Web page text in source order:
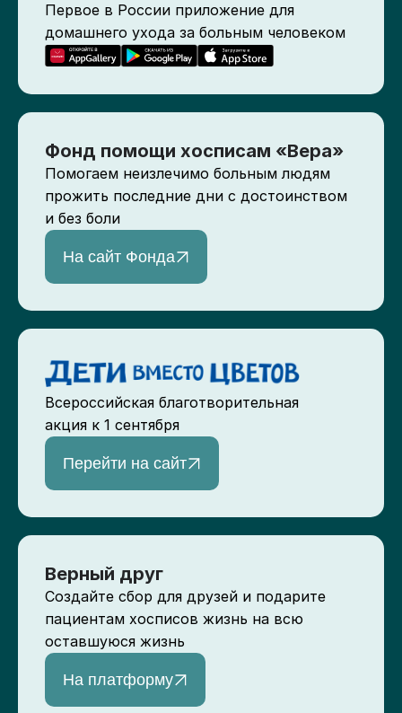
Первое в России приложение для
домашнего ухода за больным человеком
Фонд помощи хосписам «Вера»
Помогаем неизлечимо больным людям
прожить последние дни с достоинством
и без боли
На сайт Фонда
Всероссийская благотворительная
акция к 1 сентября
Перейти на сайт
Верный друг
Создайте сбор для друзей и подарите
пациентам хосписов жизнь на всю
оставшуюся жизнь
На платформу